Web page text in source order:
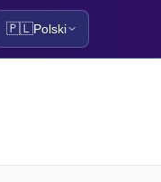
🇵🇱Polski